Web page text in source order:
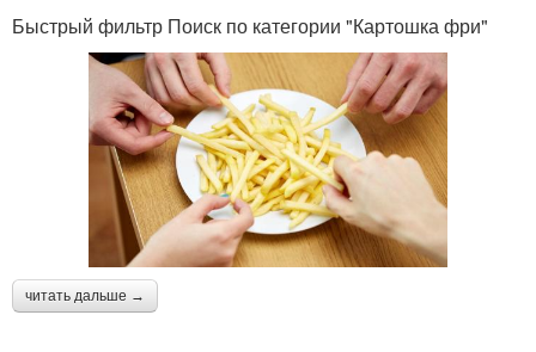
Быстрый фильтр Поиск по категории "Картошка фри"
читать дальше →